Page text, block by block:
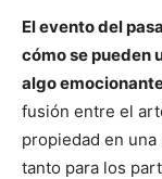
El evento del
cómo se pueden
algo
fusión entre el
propiedad en
tanto para los